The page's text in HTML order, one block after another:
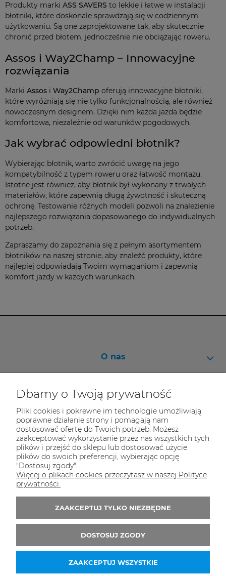
Produkty marki ASS SAVERS to lekkie i łatwe w instalacji
błotniki, które doskonale sprawdzają się w codziennym
użytkowaniu. Są one zaprojektowane tak, aby skutecznie
chronić przed błotem, jednocześnie nie obciążając roweru.
Assos i Way2Champ – Innowacyjne
rozwiązania
Marki Assos i Way2Champ oferują innowacyjne błotniki,
które wyróżniają się nie tylko funkcjonalnością, ale również
nowoczesnym designem. Dzięki nim każda jazda będzie
komfortowa, niezależnie od warunków pogodowych.
Jak wybrać odpowiedni błotnik?
Wybierając błotnik, warto zwrócić uwagę na jego
kompatybilność z typem roweru oraz łatwość montażu.
Istotne jest również, aby błotnik był wykonany z trwałych
materiałów, które zapewnią długą żywotność i skuteczną
ochronę. Testowanie różnych modeli pozwoli na znalezienie
najlepszego rozwiązania dopasowanego do indywidualnych
potrzeb.
Zapraszamy do zapoznania się z pełnym asortymentem
błotników na naszej stronie, aby znaleźć produkty, które
najlepiej odpowiadają Twoim wymaganiom i zapewnią
komfort jazdy w każdych warunkach.
O nas
Moje konto
Informacje
Tel.:
798-284-402
E-mail:sklep@bikeway.pl
Dbamy o Twoją prywatność
Pliki cookies i pokrewne im technologie umożliwiają
poprawne działanie strony i pomagają nam
dostosować ofertę do Twoich potrzeb. Możesz
zaakceptować wykorzystanie przez nas wszystkich tych
plików i przejść do sklepu lub dostosować użycie
plików do swoich preferencji, wybierając opcję
"Dostosuj zgody".
Więcej o plikach cookies przeczytasz w naszej Polityce
prywatności.
ZAAKCEPTUJ TYLKO NIEZBĘDNE
DOSTOSUJ ZGODY
ZAAKCEPTUJ WSZYSTKIE